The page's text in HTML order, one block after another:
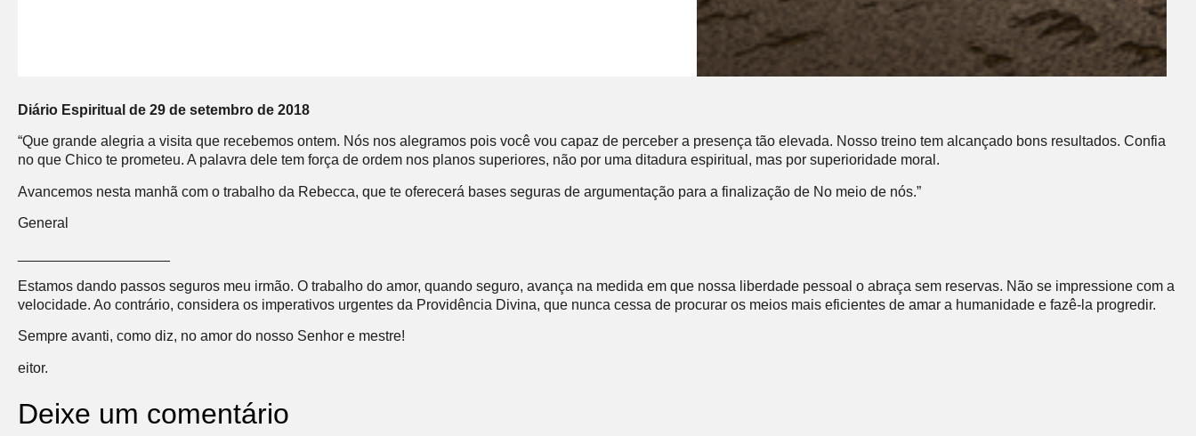
Diário Espiritual de 29 de setembro de 2018
“Que grande alegria a visita que recebemos ontem. Nós nos alegramos pois você vou capaz de perceber a presença tão elevada. Nosso treino tem alcançado bons resultados. Confia
no que Chico te prometeu. A palavra dele tem força de ordem nos planos superiores, não por uma ditadura espiritual, mas por superioridade moral.
Avancemos nesta manhã com o trabalho da Rebecca, que te oferecerá bases seguras de argumentação para a finalização de No meio de nós.”
General
Estamos dando passos seguros meu irmão. O trabalho do amor, quando seguro, avança na medida em que nossa liberdade pessoal o abraça sem reservas. Não se impressione com a
velocidade. Ao contrário, considera os imperativos urgentes da Providência Divina, que nunca cessa de procurar os meios mais eficientes de amar a humanidade e fazê-la progredir.
Sempre avanti, como diz, no amor do nosso Senhor e mestre!
eitor.
Deixe um comentário